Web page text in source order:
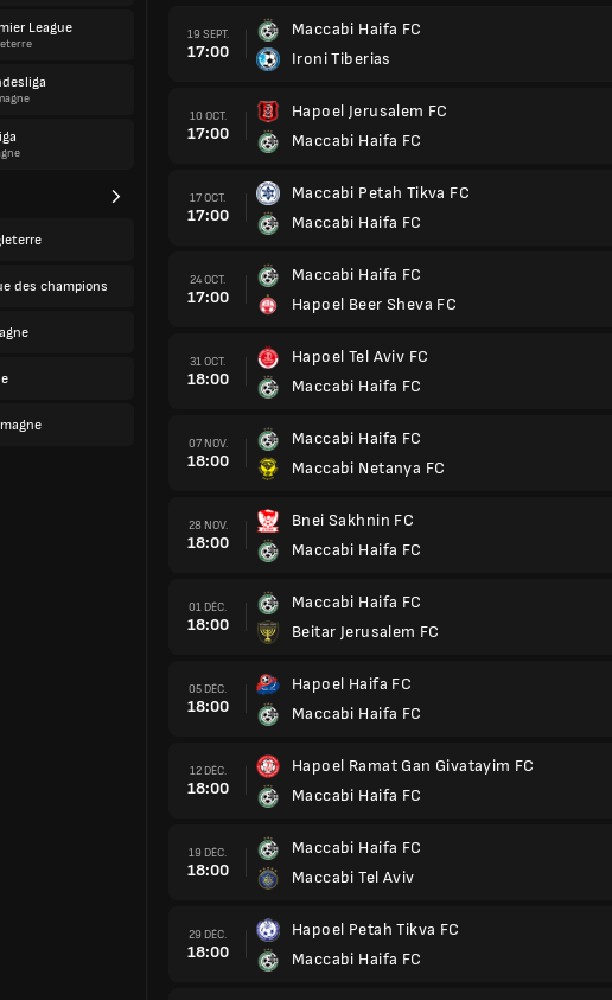
League
des champions
19 SEPT.
17:00
Maccabi Haifa FC
Ironi Tiberias
10 OCT.
17:00
Hapoel Jerusalem FC
Maccabi Haifa FC
17 OCT.
17:00
Maccabi Petah Tikva FC
Maccabi Haifa FC
24 OCT.
17:00
Maccabi Haifa FC
Hapoel Beer Sheva FC
31 OCT.
18:00
Hapoel Tel Aviv FC
Maccabi Haifa FC
07 NOV.
18:00
Maccabi Haifa FC
Maccabi Netanya FC
28 NOV.
18:00
Bnei Sakhnin FC
Maccabi Haifa FC
01 DÉC.
18:00
Maccabi Haifa FC
Beitar Jerusalem FC
05 DÉC.
18:00
Hapoel Haifa FC
Maccabi Haifa FC
12 DÉC.
18:00
Hapoel Ramat Gan Givatayim FC
Maccabi Haifa FC
19 DÉC.
18:00
Maccabi Haifa FC
Maccabi Tel Aviv
29 DÉC.
18:00
Hapoel Petah Tikva FC
Maccabi Haifa FC